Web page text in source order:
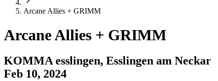
Arcane Allies + GRIMM
Arcane Allies + GRIMM
KOMMA esslingen, Esslingen am Neckar
Feb 10, 2024